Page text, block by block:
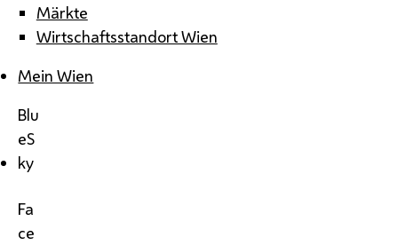
Märkte
Wirtschaftsstandort Wien
Mein Wien
Blu
eS
ky
Fa
ce